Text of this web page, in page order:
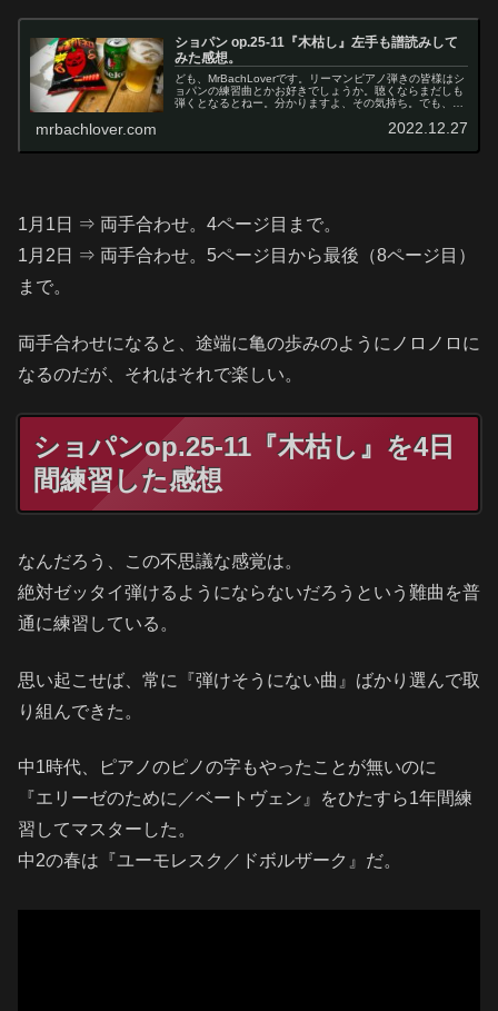
ショパン op.25-11『木枯し』左手も譜読みして
みた感想。
ども、MrBachLoverです。リーマンピアノ弾きの皆様はシ
ョパンの練習曲とかお好きでしょうか。聴くならまだしも
弾くとなるとねー。分かりますよ、その気持ち。でも、そ
mrbachlover.com 2022.12.27
1月1日 ⇒ 両手合わせ。4ページ目まで。
1月2日 ⇒ 両手合わせ。5ページ目から最後（8ページ目）
まで。
両手合わせになると、途端に亀の歩みのようにノロノロに
なるのだが、それはそれで楽しい。
ショパンop.25-11『木枯し』を4日
間練習した感想
なんだろう、この不思議な感覚は。
絶対ゼッタイ弾けるようにならないだろうという難曲を普
通に練習している。
思い起こせば、常に『弾けそうにない曲』ばかり選んで取
り組んできた。
中1時代、ピアノのピノの字もやったことが無いのに
『エリーゼのために／ベートヴェン』をひたすら1年間練
習してマスターした。
中2の春は『ユーモレスク／ドボルザーク』だ。